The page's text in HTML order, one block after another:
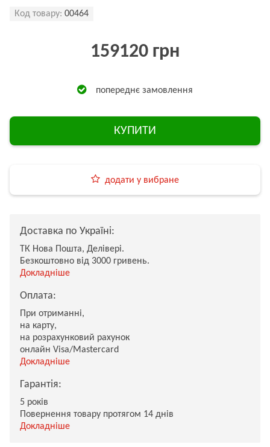
Код товару: 00464
159120 грн
попереднє замовлення
КУПИТИ
додати у вибране
Доставка по Україні:
ТК Нова Пошта, Делівері.
Безкоштовно від 3000 гривень.
Докладніше
Оплата:
При отриманні,
на карту,
на розрахунковий рахунок
онлайн Visa/Mastercard
Докладніше
Гарантія:
5 років
Повернення товару протягом 14 днів
Докладніше